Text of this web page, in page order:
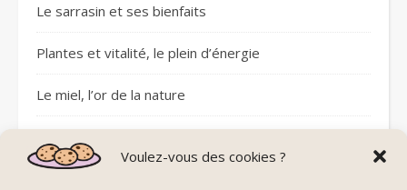
Voulez-vous des cookies ?
Le sarrasin et ses bienfaits
Plantes et vitalité, le plein d’énergie
Le miel, l’or de la nature